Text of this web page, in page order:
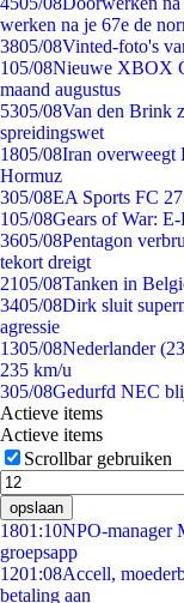
werken na je 67e de
3805/08Vinted-foto's
105/08Nieuwe XBOX
maand augustus
5305/08Van den Brink
spreidingswet
1805/08Iran overweegt
Hormuz
305/08EA Sports FC
105/08Gears of War:
3605/08Pentagon
tekort dreigt
2105/08Tanken in
3405/08Dirk sluit
agressie
1305/08Nederlander
235 km/u
305/08Gedurfd NEC
Actieve items
Actieve items
Scrollbar gebruiken
opslaan
1801:10NPO-manager
groepsapp
1201:08Accell,
betaling aan